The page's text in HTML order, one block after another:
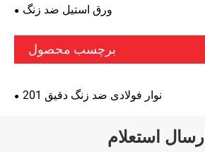
ورق استیل ضد زنگ
برچسب محصول
نوار فولادی ضد زنگ دقیق 201
ارسال استعلام